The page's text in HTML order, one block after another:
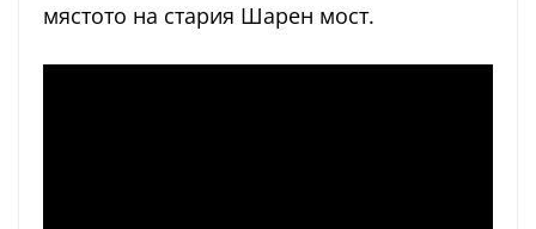
мястото на стария Шарен мост.